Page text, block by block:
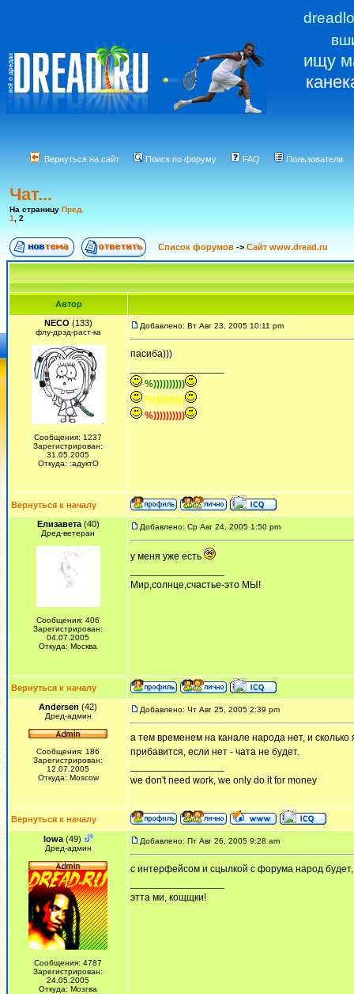
ищу
Вернуться на сайт Поиск по форуму FAQ Пользователи
Чат...
На страницу Пред.
1
2
Список форумов -> Сайт www.dread.ru
Автор
NECO (133)
флу-дрэд-раст-ка
Сообщения: 1237
Зарегистрирован:
31.05.2005
Откуда: :адуктО
Добавлено: Вт Авг 23, 2005 10:11 pm
пасиба)))
%))))))))))
%))))))))))
%))))))))))
Вернуться к началу
Елизавета(40)
Дред-ветеран
Сообщения: 406
Зарегистрирован:
04.07.2005
Откуда: Москва
Добавлено: Ср Авг 24, 2005 1:50 pm
у меня уже есть
Мир,солнце,счастье-это МЫ!
Вернуться к началу
Andersen (42)
Дред-админ
Сообщения: 186
Зарегистрирован:
12.07.2005
Откуда: Moscow
Добавлено: Чт Авг 25, 2005 2:39 pm
а тем временем на канале народа нет, и
прибавится, если нет - чата не будет.
we don't need work, we only do it for money
Вернуться к началу
Iowa (49)
Дред-админ
Сообщения: 4787
Зарегистрирован:
24.05.2005
Откуда: Мозгва
Добавлено: Пт Авг 26, 2005 9:28 am
с интерфейсом и сцылкой с форума народ
этта ми, кощщки!